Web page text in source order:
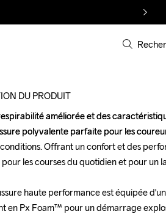
DU PRODUIT
améliorée et des
polyvalente parfaite pour les
Offrant un confort et des
les courses du quotidien et pour un
haute performance est équipée
en Px Foam™ pour un démarrage
améliorée et des
polyvalente parfaite pour les
Offrant un confort et des
les courses du quotidien et pour un
haute performance est équipée
en Px Foam™ pour un démarrage